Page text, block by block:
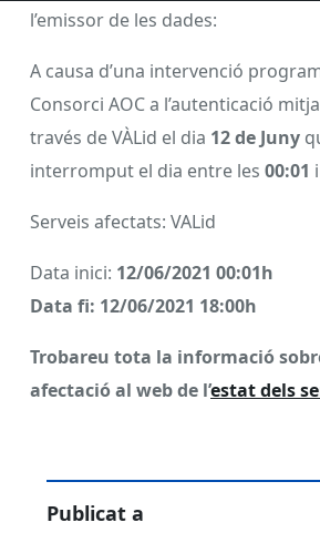
l’emissor de les dades:
A causa d’una intervenció
Consorci AOC a l’autenticació
través de VÀLid el dia 12 de Juny
interromput el dia entre les 00:01
Serveis afectats: VALid
Data inici: 12/06/2021 00:01h
Data fi: 12/06/2021 18:00h
Trobareu tota la informació
afectació al web de l’estat dels
Publicat a